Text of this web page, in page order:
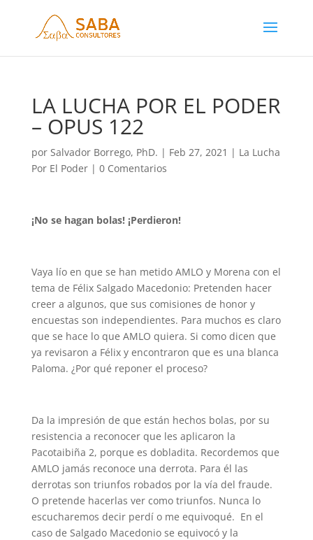
LA LUCHA POR EL PODER
– OPUS 122
por Salvador Borrego, PhD. | Feb 27, 2021 | La Lucha
Por El Poder| 0 Comentarios
¡No se hagan bolas! ¡Perdieron!
Vaya lío en que se han metido AMLO y Morena con el
tema de Félix Salgado Macedonio: Pretenden hacer
creer a algunos, que sus comisiones de honor y
encuestas son independientes. Para muchos es claro
que se hace lo que AMLO quiera. Si como dicen que
ya revisaron a Félix y encontraron que es una blanca
Paloma. ¿Por qué reponer el proceso?
Da la impresión de que están hechos bolas, por su
resistencia a reconocer que les aplicaron la
Pacotaibiña 2, porque es dobladita. Recordemos que
AMLO jamás reconoce una derrota. Para él las
derrotas son triunfos robados por la vía del fraude.
O pretende hacerlas ver como triunfos. Nunca lo
escucharemos decir perdí o me equivoqué. En el
caso de Salgado Macedonio se equivocó y la